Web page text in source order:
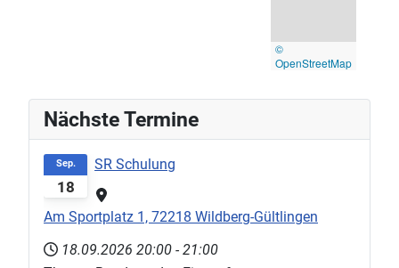
Nächste Termine
18
Sep. SR Schulung
Am Sportplatz 1, 72218 Wildberg-Gültlingen
18.09.2026 20:00 - 21:00
©
OpenStreetMap